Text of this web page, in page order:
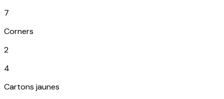
7
Corners
2
4
Cartons jaunes